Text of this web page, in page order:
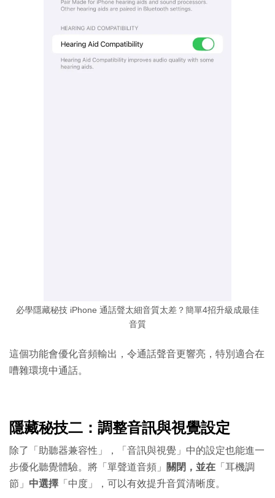
必學隱藏秘技 iPhone 通話聲太細音質太差？簡單4招升級成最佳
音質
這個功能會優化音頻輸出，令通話聲音更響亮，特別適合在
嘈雜環境中通話。
隱藏秘技二：調整音訊與視覺設定
除了「助聽器兼容性」，「音訊與視覺」中的設定也能進一
步優化聽覺體驗。將「單聲道音頻」
關閉，並在 「耳機調
節」 中選擇 「中度」，可以有效提升音質清晰度。